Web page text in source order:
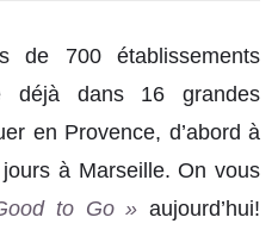
de 700 établissements
déjà dans 16 grandes
en Provence, d’abord à
à Marseille. On vous
to Go » aujourd’hui!